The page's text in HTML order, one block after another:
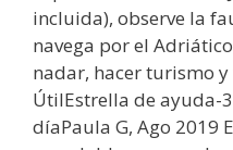
incluida), observe la
navega por el
nadar, hacer turismo
ÚtilEstrella de ayuda-
díaPaula G, Ago 2019